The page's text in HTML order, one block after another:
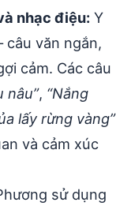
nhạc điệu: Y
văn ngắn,
cảm. Các câu
nâu”, “Nắng
lấy rừng vàng”
và cảm xúc
sử dụng